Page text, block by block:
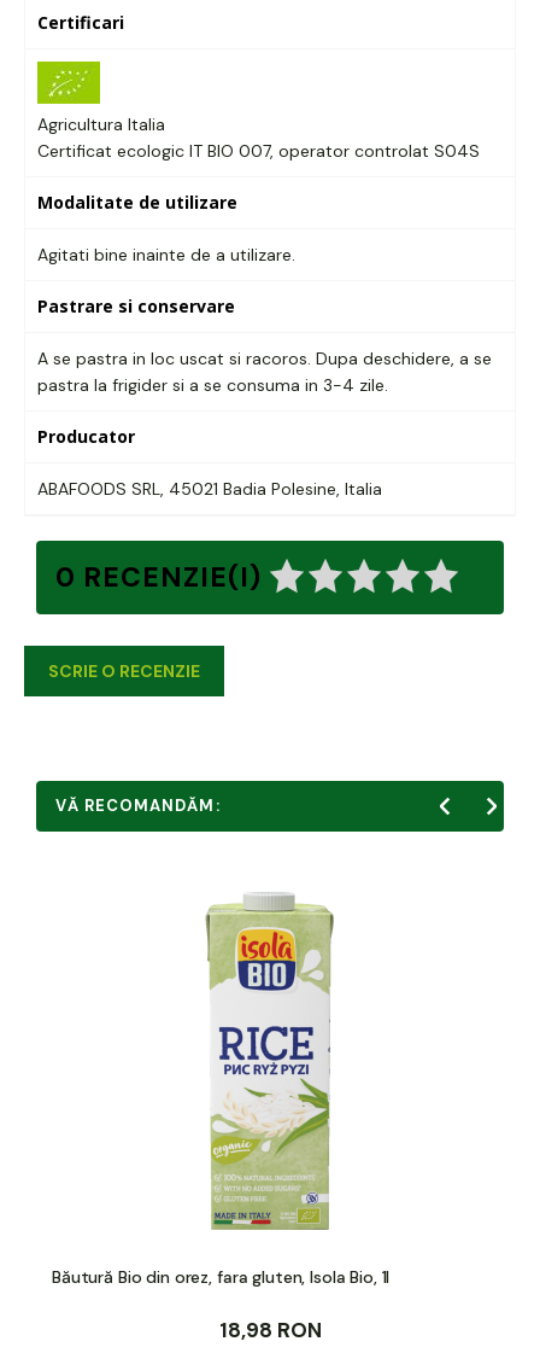
Certificari
Agricultura Italia
Certificat ecologic IT BIO 007, operator controlat S04S
Modalitate de utilizare
Agitati bine inainte de a utilizare.
Pastrare si conservare
A se pastra in loc uscat si racoros. Dupa deschidere, a se
pastra la frigider si a se consuma in 3-4 zile.
Producator
ABAFOODS SRL, 45021 Badia Polesine, Italia
0 RECENZIE(I)
SCRIE O RECENZIE
VĂ RECOMANDĂM:
Băutură Bio din orez, fara gluten, Isola Bio, 1l
18,98 RON